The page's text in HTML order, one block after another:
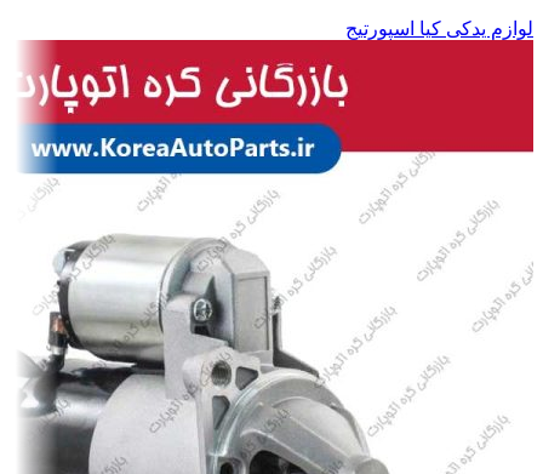
لوازم یدکی کیا اسپورتیج